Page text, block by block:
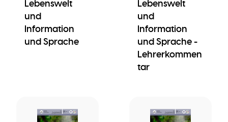
Lebenswelt
und
Information
und Sprache
Lebenswelt
und
Information
und Sprache -
Lehrerkommen
tar